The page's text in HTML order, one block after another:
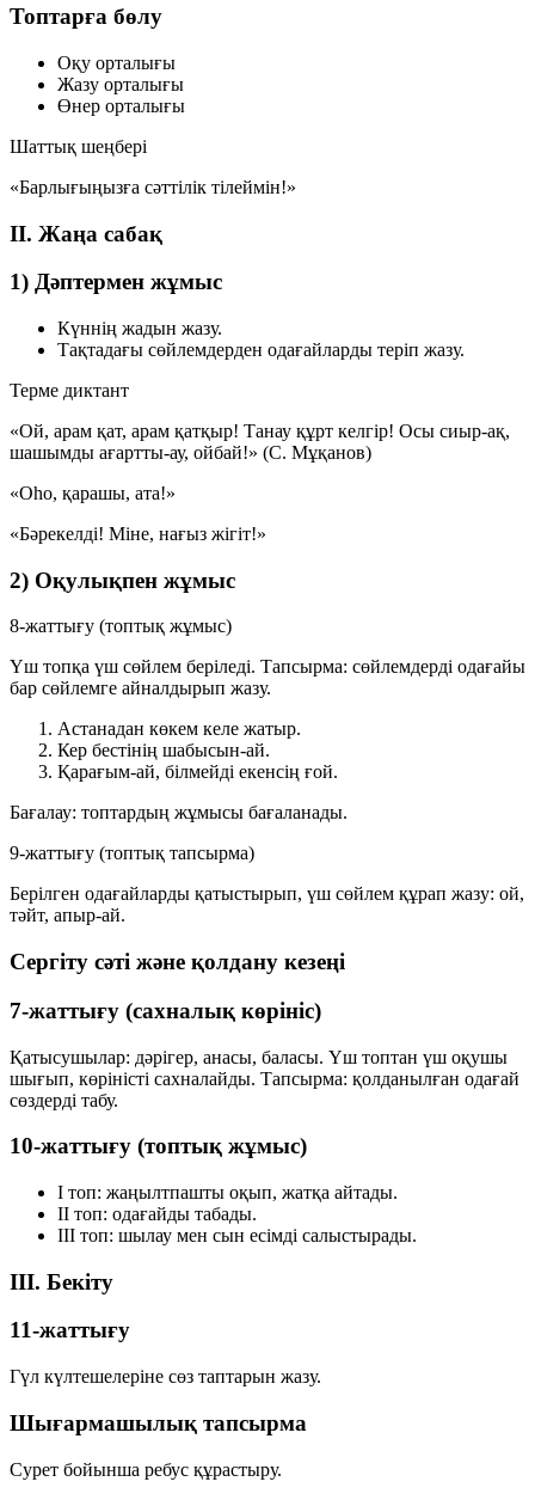
Топтарға бөлу
Оқу орталығы
Жазу орталығы
Өнер орталығы
Шаттық шеңбері
«Барлығыңызға сәттілік тілеймін!»
II. Жаңа сабақ
1) Дәптермен жұмыс
Күннің жадын жазу.
Тақтадағы сөйлемдерден одағайларды теріп жазу.
Терме диктант
«Ой, арам қат, арам қатқыр! Танау құрт келгір! Осы сиыр-ақ,
шашымды ағартты-ау, ойбай!» (С. Мұқанов)
«Оһо, қарашы, ата!»
«Бәрекелді! Міне, нағыз жігіт!»
2) Оқулықпен жұмыс
8-жаттығу (топтық жұмыс)
Үш топқа үш сөйлем беріледі. Тапсырма: сөйлемдерді одағайы
бар сөйлемге айналдырып жазу.
Астанадан көкем келе жатыр.
Кер бестінің шабысын-ай.
Қарағым-ай, білмейді екенсің ғой.
Бағалау: топтардың жұмысы бағаланады.
9-жаттығу (топтық тапсырма)
Берілген одағайларды қатыстырып, үш сөйлем құрап жазу: ой,
тәйт, апыр-ай.
Сергіту сәті және қолдану кезеңі
7-жаттығу (сахналық көрініс)
Қатысушылар: дәрігер, анасы, баласы. Үш топтан үш оқушы
шығып, көріністі сахналайды. Тапсырма: қолданылған одағай
сөздерді табу.
10-жаттығу (топтық жұмыс)
I топ: жаңылтпашты оқып, жатқа айтады.
II топ: одағайды табады.
III топ: шылау мен сын есімді салыстырады.
III. Бекіту
11-жаттығу
Гүл күлтешелеріне сөз таптарын жазу.
Шығармашылық тапсырма
Сурет бойынша ребус құрастыру.